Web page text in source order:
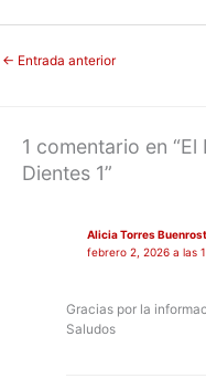
← Entrada anterior
1 comentario en
Dientes 1”
Alicia Torres
febrero 2, 2026 a las
Gracias por la
Saludos